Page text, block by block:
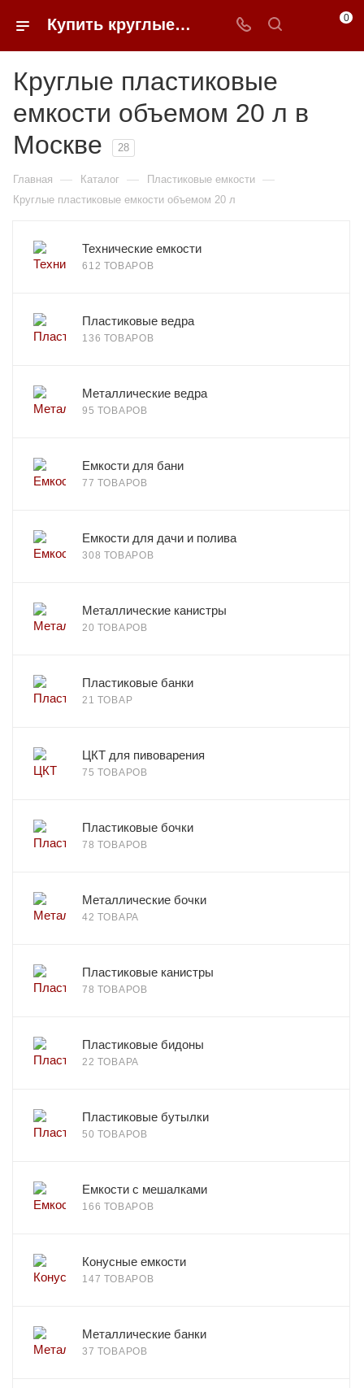
Купить круглые пластиковые емкости объемом 20 л в Москве | 0FFER 0
Круглые пластиковые
емкости объемом 20 л в
Москве
28
Главная — Каталог — Пластиковые емкости —
Круглые пластиковые емкости объемом 20 л
Технические емкости
612 ТОВАРОВ
Пластиковые ведра
136 ТОВАРОВ
Металлические ведра
95 ТОВАРОВ
Емкости для бани
77 ТОВАРОВ
Емкости для дачи и полива
308 ТОВАРОВ
Металлические канистры
20 ТОВАРОВ
Пластиковые банки
21 ТОВАР
ЦКТ для пивоварения
75 ТОВАРОВ
Пластиковые бочки
78 ТОВАРОВ
Металлические бочки
42 ТОВАРА
Пластиковые канистры
78 ТОВАРОВ
Пластиковые бидоны
22 ТОВАРА
Пластиковые бутылки
50 ТОВАРОВ
Емкости с мешалками
166 ТОВАРОВ
Конусные емкости
147 ТОВАРОВ
Металлические банки
37 ТОВАРОВ